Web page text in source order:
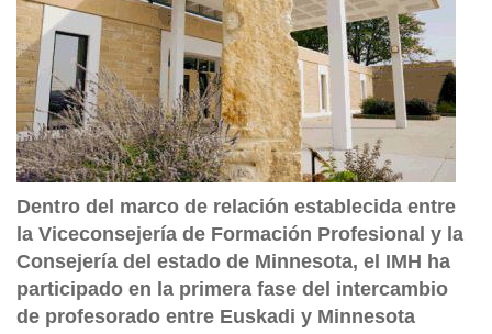
Dentro del marco de relación establecida entre
la Viceconsejería de Formación Profesional y la
Consejería del estado de Minnesota, el IMH ha
participado en la primera fase del intercambio
de profesorado entre Euskadi y Minnesota